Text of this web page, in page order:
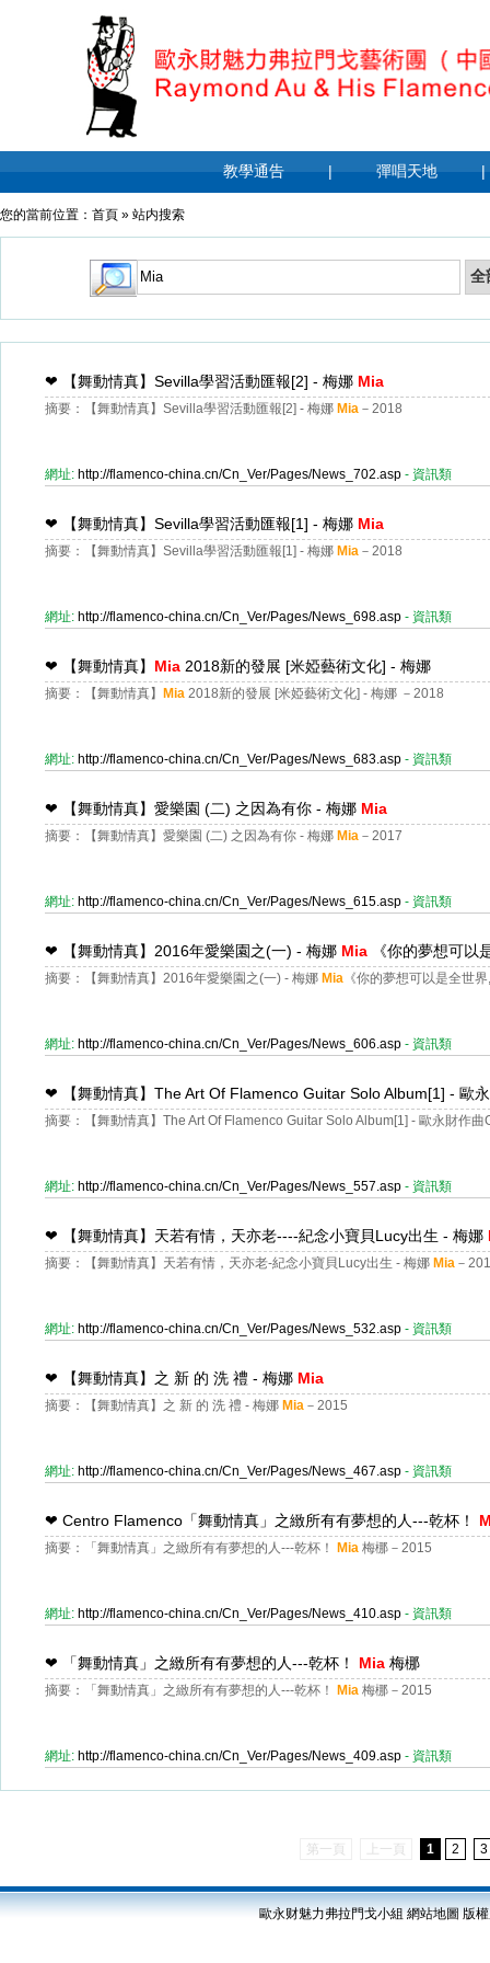
教學通告 | 彈唱天地 |
您的當前位置： 首頁 » 站内搜索
❤ 【舞動情真】Sevilla學習活動匯報[2] - 梅娜 Mia
摘要：【舞動情真】Sevilla學習活動匯報[2] - 梅娜 Mia －2018
網址: http://flamenco-china.cn/Cn_Ver/Pages/News_702.asp - 資訊類
❤ 【舞動情真】Sevilla學習活動匯報[1] - 梅娜 Mia
摘要：【舞動情真】Sevilla學習活動匯報[1] - 梅娜 Mia －2018
網址: http://flamenco-china.cn/Cn_Ver/Pages/News_698.asp - 資訊類
❤ 【舞動情真】 Mia 2018新的發展 [米婭藝術文化] - 梅娜
摘要：【舞動情真】 Mia 2018新的發展 [米婭藝術文化] - 梅娜 －2018
網址: http://flamenco-china.cn/Cn_Ver/Pages/News_683.asp - 資訊類
❤ 【舞動情真】愛樂園 (二) 之因為有你 - 梅娜 Mia
摘要：【舞動情真】愛樂園 (二) 之因為有你 - 梅娜 Mia －2017
網址: http://flamenco-china.cn/Cn_Ver/Pages/News_615.asp - 資訊類
❤ 【舞動情真】2016年愛樂園之(一) - 梅娜 Mia 《你的夢想可以
摘要：【舞動情真】2016年愛樂園之(一) - 梅娜 Mia 《你的夢想可以是全世
網址: http://flamenco-china.cn/Cn_Ver/Pages/News_606.asp - 資訊類
❤ 【舞動情真】The Art Of Flamenco Guitar Solo Album[1] - 歐
摘要：【舞動情真】The Art Of Flamenco Guitar Solo Album[1] - 歐永財作
網址: http://flamenco-china.cn/Cn_Ver/Pages/News_557.asp - 資訊類
❤ 【舞動情真】天若有情，天亦老----紀念小寶貝Lucy出生 - 梅娜
摘要：【舞動情真】天若有情，天亦老-紀念小寶貝Lucy出生 - 梅娜 Mia －
網址: http://flamenco-china.cn/Cn_Ver/Pages/News_532.asp - 資訊類
❤ 【舞動情真】之 新 的 洗 禮 - 梅娜 Mia
摘要：【舞動情真】之 新 的 洗 禮 - 梅娜 Mia －2015
網址: http://flamenco-china.cn/Cn_Ver/Pages/News_467.asp - 資訊類
❤ Centro Flamenco「舞動情真」之緻所有有夢想的人---乾杯！
摘要：​「舞動情真」之緻所有有夢想的人---乾杯！ Mia 梅梛－2015
網址: http://flamenco-china.cn/Cn_Ver/Pages/News_410.asp - 資訊類
❤ 「舞動情真」之緻所有有夢想的人---乾杯！ Mia 梅梛
摘要：「舞動情真」之緻所有有夢想的人---乾杯！ Mia 梅梛－2015
網址: http://flamenco-china.cn/Cn_Ver/Pages/News_409.asp - 資訊類
第一頁 上一頁 1 2 3
歐永财魅力弗拉門戈小組 網站地圖 版